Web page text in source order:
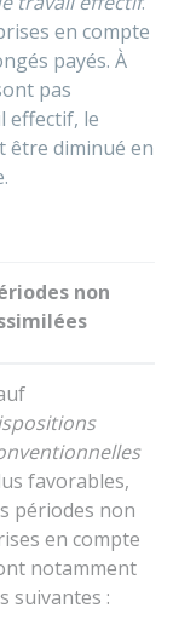
en compte
payés. À
pas
effectif, le
être diminué en
non
favorables,
périodes non
en compte
notamment
suivantes :